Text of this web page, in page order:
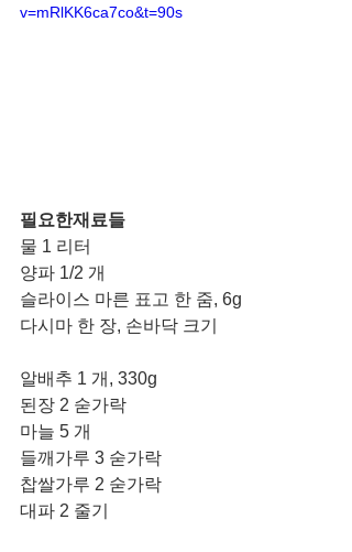
v=mRlKK6ca7co&t=90s
필요한재료들
물 1 리터
양파 1/2 개
슬라이스 마른 표고 한 줌, 6g
다시마 한 장, 손바닥 크기
알배추 1 개, 330g
된장 2 숟가락
마늘 5 개
들깨가루 3 숟가락
찹쌀가루 2 숟가락
대파 2 줄기